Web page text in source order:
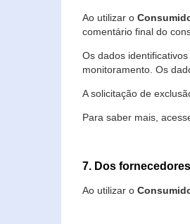
Ao utilizar o
comentário final do
Os dados
monitoramento. Os
A solicitação de
Para saber mais,
7. Dos
Ao utilizar o